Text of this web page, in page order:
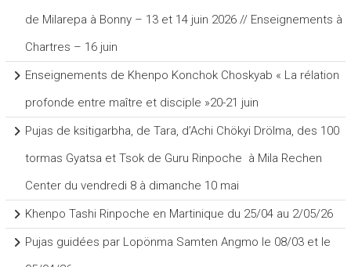
de Milarepa à Bonny – 13 et 14 juin 2026 // Enseignements à
Chartres – 16 juin
Enseignements de Khenpo Konchok Choskyab « La rélation
profonde entre maître et disciple »20-21 juin
Pujas de ksitigarbha, de Tara, d’Achi Chökyi Drölma, des 100
tormas Gyatsa et Tsok de Guru Rinpoche à Mila Rechen
Center du vendredi 8 à dimanche 10 mai
Khenpo Tashi Rinpoche en Martinique du 25/04 au 2/05/26
Pujas guidées par Lopönma Samten Angmo le 08/03 et le